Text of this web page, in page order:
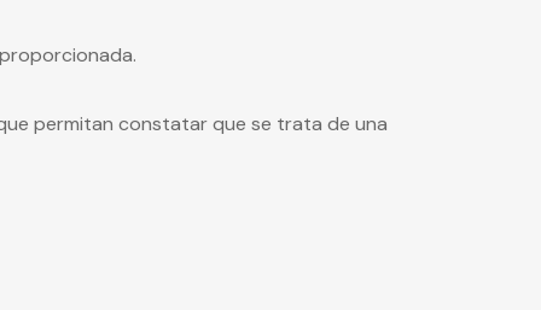
permitan constatar que se trata de una